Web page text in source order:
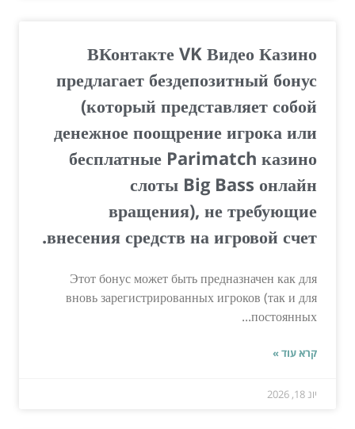
ВКонтакте VK Видео Казино
предлагает бездепозитный бонус
(который представляет собой
денежное поощрение игрока или
бесплатные Parimatch казино
слоты Big Bass онлайн
вращения), не требующие
внесения средств на игровой счет.
Этот бонус может быть предназначен как для
вновь зарегистрированных игроков (так и для
постоянных...
קרא עוד »
יונ 18, 2026